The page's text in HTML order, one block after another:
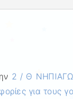
2 / Θ
για τους